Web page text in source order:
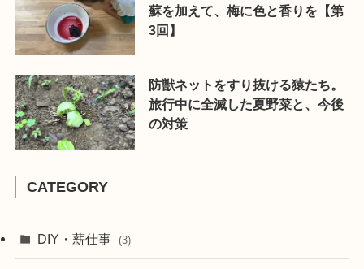
蘇を加えて、梅に色と香りを【第
3回】
防獣ネットをすり抜ける猿たち。
旅行中に全滅した夏野菜と、今後
の対策
CATEGORY
DIY・薪仕事 (3)